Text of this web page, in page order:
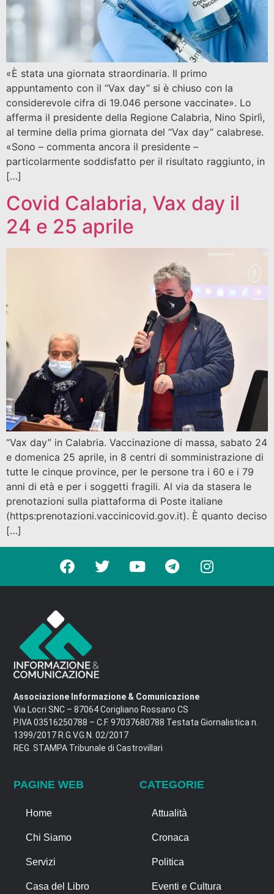
«È stata una giornata straordinaria. Il primo
appuntamento con il “Vax day” si è chiuso con la
considerevole cifra di 19.046 persone vaccinate». Lo
afferma il presidente della Regione Calabria, Nino Spirlì,
al termine della prima giornata del “Vax day” calabrese.
«Sono – commenta ancora il presidente –
particolarmente soddisfatto per il risultato raggiunto, in
[…]
Covid Calabria, Vax day il
24 e 25 aprile
“Vax day” in Calabria. Vaccinazione di massa, sabato 24
e domenica 25 aprile, in 8 centri di somministrazione di
tutte le cinque province, per le persone tra i 60 e i 79
anni di età e per i soggetti fragili. Al via da stasera le
prenotazioni sulla piattaforma di Poste italiane
(https:prenotazioni.vaccinicovid.gov.it). È quanto deciso
[…]
Associazione Informazione & Comunicazione
Via Locri SNC – 87064 Corigliano Rossano CS
P.IVA 03516250788 – C.F. 97037680788 Testata Giornalistica n.
1399/2017 R.G.V.G.N. 02/2017
REG. STAMPA Tribunale di Castrovillari
PAGINE WEB
Home
Chi Siamo
Servizi
Casa del Libro
CATEGORIE
Attualità
Cronaca
Politica
Eventi e Cultura